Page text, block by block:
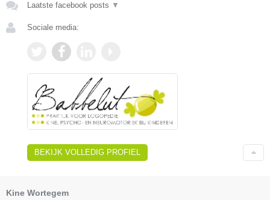
Laatste facebook posts ▼
Sociale media:
BEKIJK VOLLEDIG PROFIEL
Kine Wortegem